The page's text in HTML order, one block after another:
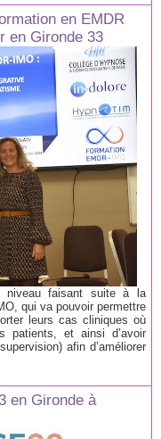
en EMDR
en Gironde 33
niveau faisant suite à la
qui va pouvoir permettre
leurs cas cliniques où
et ainsi d’avoir
afin d’améliorer
en Gironde à